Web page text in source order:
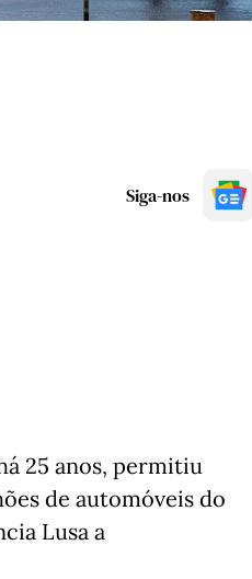
Siga-nos
25 anos, permitiu
de automóveis do
Lusa a